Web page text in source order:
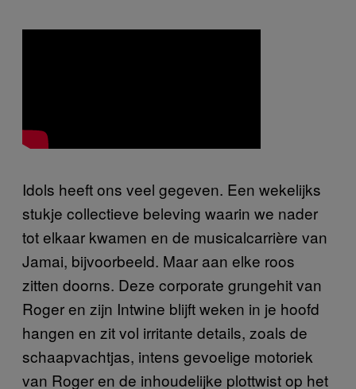
Idols heeft ons veel gegeven. Een wekelijks
stukje collectieve beleving waarin we nader
tot elkaar kwamen en de musicalcarrière van
Jamai, bijvoorbeeld. Maar aan elke roos
zitten doorns. Deze corporate grungehit van
Roger en zijn Intwine blijft weken in je hoofd
hangen en zit vol irritante details, zoals de
schaapvachtjas, intens gevoelige motoriek
van Roger en de inhoudelijke plottwist op het